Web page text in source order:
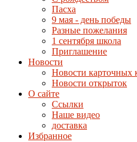
Пасха
9 мая - день победы
Разные пожелания
1 сентября школа
Приглашение
Новости
Новости карточных
Новости открыток
О сайте
Ссылки
Наше видео
доставка
Избранное